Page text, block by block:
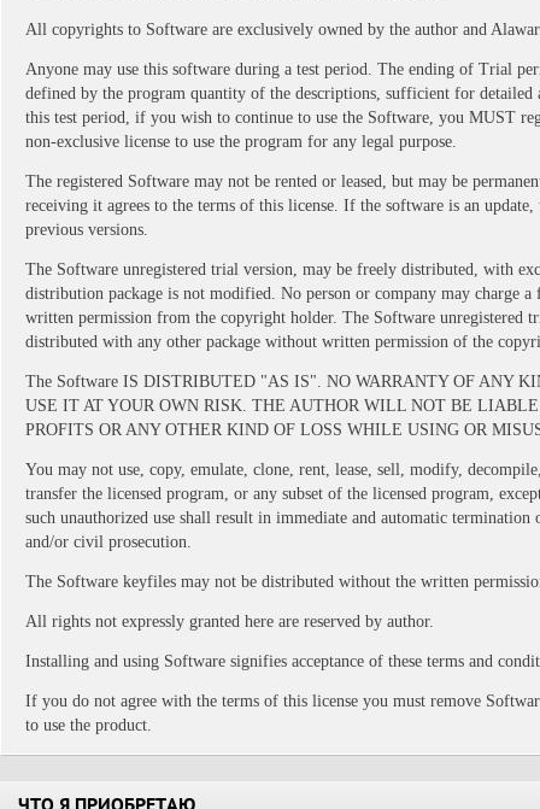
All copyrights to Software are exclusively owned by the author and
Anyone may use this software during a test period. The ending of Trial
defined by the program quantity of the descriptions, sufficient for
this test period, if you wish to continue to use the Software, you MUST
non-exclusive license to use the program for any legal purpose.
The registered Software may not be rented or leased, but may be
receiving it agrees to the terms of this license. If the software is an
previous versions.
The Software unregistered trial version, may be freely distributed, with
distribution package is not modified. No person or company may charge
written permission from the copyright holder. The Software unregistered
distributed with any other package without written permission of the
The Software IS DISTRIBUTED "AS IS". NO WARRANTY OF ANY
USE IT AT YOUR OWN RISK. THE AUTHOR WILL NOT BE
PROFITS OR ANY OTHER KIND OF LOSS WHILE USING OR
You may not use, copy, emulate, clone, rent, lease, sell, modify,
transfer the licensed program, or any subset of the licensed program,
such unauthorized use shall result in immediate and automatic
and/or civil prosecution.
The Software keyfiles may not be distributed without the written
All rights not expressly granted here are reserved by author.
Installing and using Software signifies acceptance of these terms and
If you do not agree with the terms of this license you must remove
to use the product.